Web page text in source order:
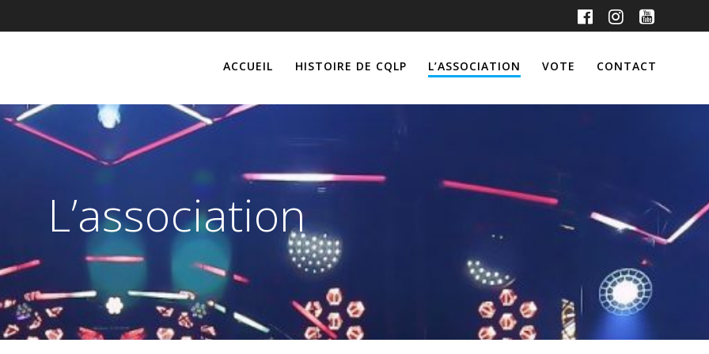
ACCUEIL HISTOIRE DE CQLP L’ASSOCIATION VOTE CONTACT
L’association